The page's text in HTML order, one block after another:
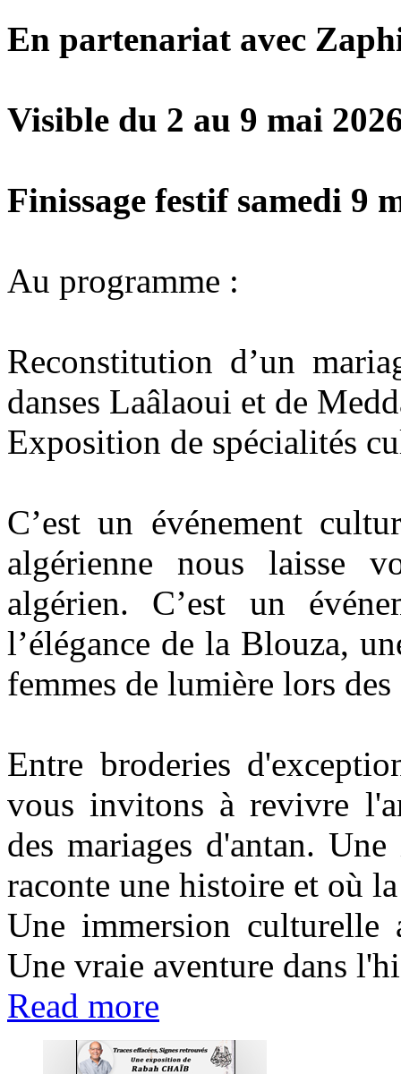
En partenariat avec
Visible du 2 au 9 mai
Finissage festif samedi 9
Au programme :
Reconstitution d’un
danses Laâlaoui et de
Exposition de spécialités
C’est un événement
algérienne nous laisse
algérien. C’est un
l’élégance de la Blouza,
femmes de lumière lors
Entre broderies
vous invitons à revivre
des mariages d'antan.
raconte une histoire et où
Une immersion culturelle
Une vraie aventure dans
Read more